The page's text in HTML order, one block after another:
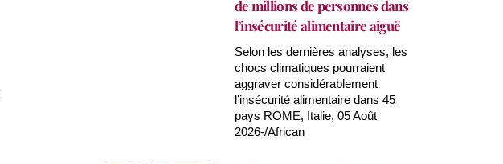
de millions de personnes dans
l’insécurité alimentaire aiguë
Selon les dernières analyses, les
chocs climatiques pourraient
aggraver considérablement
l’insécurité alimentaire dans 45
pays ROME, Italie, 05 Août
2026-/African